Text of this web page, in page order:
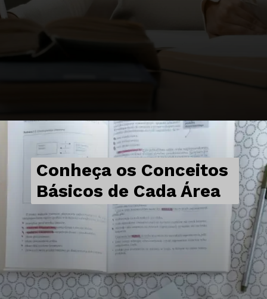
Conheça os Conceitos
Básicos de Cada Área